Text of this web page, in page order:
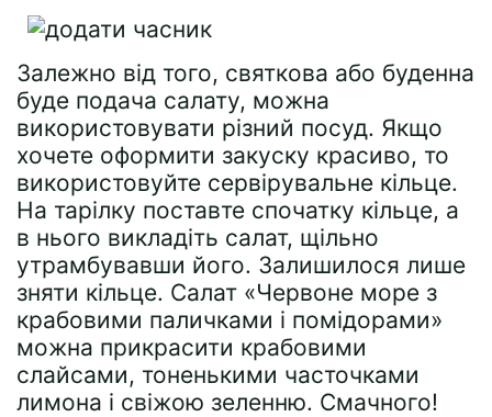
Залежно від того, святкова або буденна
буде подача салату, можна
використовувати різний посуд. Якщо
хочете оформити закуску красиво, то
використовуйте сервірувальне кільце.
На тарілку поставте спочатку кільце, а
в нього викладіть салат, щільно
утрамбувавши його. Залишилося лише
зняти кільце. Салат «Червоне море з
крабовими паличками і помідорами»
можна прикрасити крабовими
слайсами, тоненькими часточками
лимона і свіжою зеленню. Смачного!